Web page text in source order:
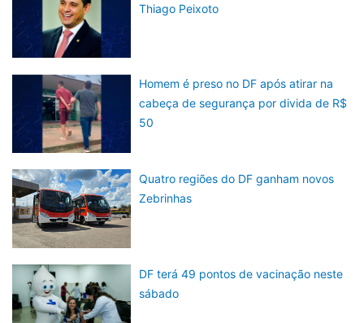
Thiago Peixoto
Homem é preso no DF após atirar na
cabeça de segurança por divida de R$
50
Quatro regiões do DF ganham novos
Zebrinhas
DF terá 49 pontos de vacinação neste
sábado